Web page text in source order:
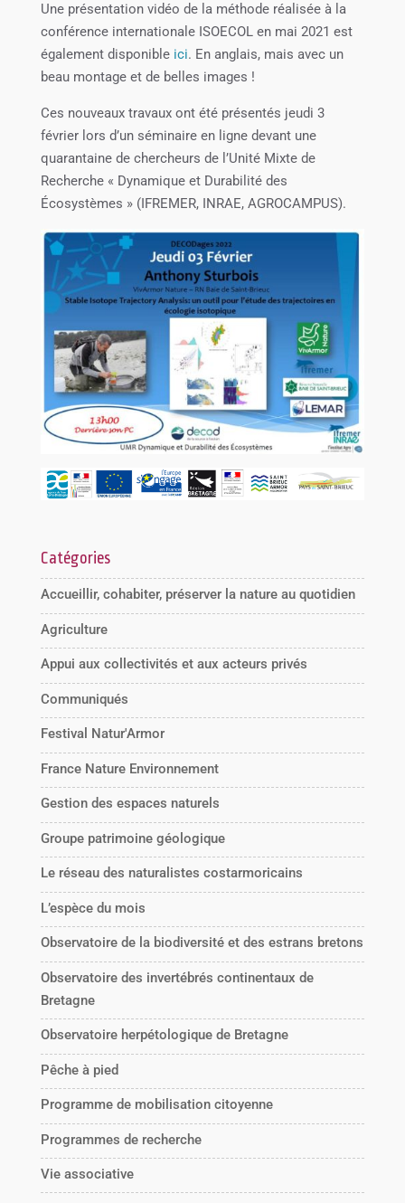
Une présentation vidéo de la méthode réalisée à la
conférence internationale ISOECOL en mai 2021 est
également disponible ici. En anglais, mais avec un
beau montage et de belles images !
Ces nouveaux travaux ont été présentés jeudi 3
février lors d’un séminaire en ligne devant une
quarantaine de chercheurs de l’Unité Mixte de
Recherche « Dynamique et Durabilité des
Écosystèmes » (IFREMER, INRAE, AGROCAMPUS).
Catégories
Accueillir, cohabiter, préserver la nature au quotidien
Agriculture
Appui aux collectivités et aux acteurs privés
Communiqués
Festival Natur'Armor
France Nature Environnement
Gestion des espaces naturels
Groupe patrimoine géologique
Le réseau des naturalistes costarmoricains
L’espèce du mois
Observatoire de la biodiversité et des estrans bretons
Observatoire des invertébrés continentaux de
Bretagne
Observatoire herpétologique de Bretagne
Pêche à pied
Programme de mobilisation citoyenne
Programmes de recherche
Vie associative